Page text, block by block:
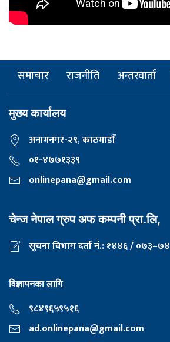
समाचार राजनीति अन्तरवार्ता
मुख्य कार्यालय
अनामनगर-२९, काठमाडाैँ
०१-४७७१३३९
onlinepana@gmail.com
चेन्ज नेपाल ग्रुप अफ कम्पनी प्रा.लि,
सूचना विभाग दर्ता नं.: १४४६ / ०७३–७४
विज्ञापनका लागि
९८४९६५९५१६
ad.onlinepana@gmail.com